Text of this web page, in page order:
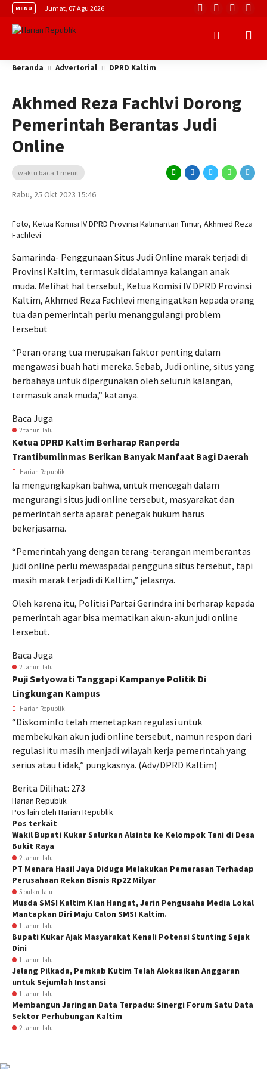
MENU Jumat, 07 Agu 2026
Beranda Advertorial DPRD Kaltim
Akhmed Reza Fachlvi Dorong
Pemerintah Berantas Judi
Online
waktu baca 1 menit
Rabu, 25 Okt 2023 15:46
Foto, Ketua Komisi IV DPRD Provinsi Kalimantan Timur, Akhmed Reza
Fachlevi
Samarinda- Penggunaan Situs Judi Online marak terjadi di
Provinsi Kaltim, termasuk didalamnya kalangan anak
muda. Melihat hal tersebut, Ketua Komisi IV DPRD Provinsi
Kaltim, Akhmed Reza Fachlevi mengingatkan kepada orang
tua dan pemerintah perlu menanggulangi problem
tersebut
“Peran orang tua merupakan faktor penting dalam
mengawasi buah hati mereka. Sebab, Judi online, situs yang
berbahaya untuk dipergunakan oleh seluruh kalangan,
termasuk anak muda,” katanya.
Baca Juga
2 tahun lalu
Ketua DPRD Kaltim Berharap Ranperda
Trantibumlinmas Berikan Banyak Manfaat Bagi Daerah
Harian Republik
Ia mengungkapkan bahwa, untuk mencegah dalam
mengurangi situs judi online tersebut, masyarakat dan
pemerintah serta aparat penegak hukum harus
bekerjasama.
“Pemerintah yang dengan terang-terangan memberantas
judi online perlu mewaspadai pengguna situs tersebut, tapi
masih marak terjadi di Kaltim,” jelasnya.
Oleh karena itu, Politisi Partai Gerindra ini berharap kepada
pemerintah agar bisa mematikan akun-akun judi online
tersebut.
Baca Juga
2 tahun lalu
Puji Setyowati Tanggapi Kampanye Politik Di
Lingkungan Kampus
Harian Republik
“Diskominfo telah menetapkan regulasi untuk
membekukan akun judi online tersebut, namun respon dari
regulasi itu masih menjadi wilayah kerja pemerintah yang
serius atau tidak,” pungkasnya. (Adv/DPRD Kaltim)
Berita Dilihat: 273
Harian Republik
Pos lain oleh Harian Republik
Pos terkait
Wakil Bupati Kukar Salurkan Alsinta ke Kelompok Tani di Desa
Bukit Raya
2 tahun lalu
PT Menara Hasil Jaya Diduga Melakukan Pemerasan Terhadap
Perusahaan Rekan Bisnis Rp22 Milyar
5 bulan lalu
Musda SMSI Kaltim Kian Hangat, Jerin Pengusaha Media Lokal
Mantapkan Diri Maju Calon SMSI Kaltim.
1 tahun lalu
Bupati Kukar Ajak Masyarakat Kenali Potensi Stunting Sejak
Dini
1 tahun lalu
Jelang Pilkada, Pemkab Kutim Telah Alokasikan Anggaran
untuk Sejumlah Instansi
1 tahun lalu
Membangun Jaringan Data Terpadu: Sinergi Forum Satu Data
Sektor Perhubungan Kaltim
2 tahun lalu